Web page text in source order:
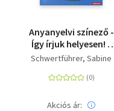
Anyanyelvi színező -
Így írjuk helyesen! -
Csillagszem - 2.
Schwertführer, Sabine
Akciós ár: